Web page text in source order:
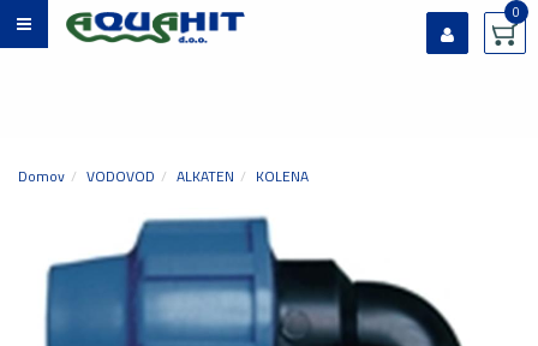
0
Domov VODOVOD ALKATEN KOLENA